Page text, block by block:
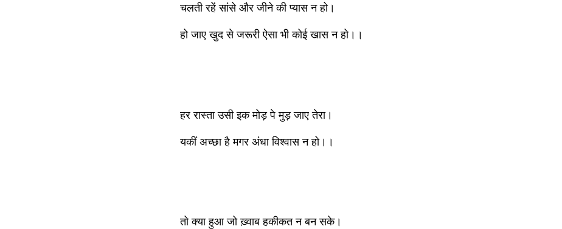
चलती रहें सांसे और जीने की प्यास न हो।
हो जाए खुद से जरूरी ऐसा भी कोई खास न हो।।
हर रास्ता उसी इक मोड़ पे मुड़ जाए तेरा।
यकीं अच्छा है मगर अंधा विश्वास न हो।।
तो क्या हुआ जो ख़्वाब हकीकत न बन सके।